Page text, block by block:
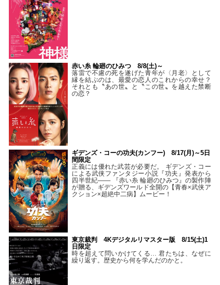
赤い糸 輪廻のひみつ 8/8(土)～
落雷で不慮の死を遂げた青年が〈月老〉として
縁を結ぶのは、最愛の恋人のこれからの幸せ？
それとも〝あの世〟と〝この世〟を越えた禁断
の恋？
ギデンズ・コーの功夫(カンフー) 8/17(月)～5日
間限定
正義には優れた武芸が必要だ。 ギデンズ・コー
による武侠ファンタジー小説『功夫』発表から
四半世紀―― 『赤い糸 輪廻のひみつ』の製作陣
が贈る、ギデンズワールド全開の【青春×武侠ア
クション×超絶中二病】ムービー！
東京裁判 4Kデジタルリマスター版 8/15(土)1
日限定
時を超えて問いかけてくる… 君たちは、なぜに
繰り返す。歴史から何を学んだのかと。